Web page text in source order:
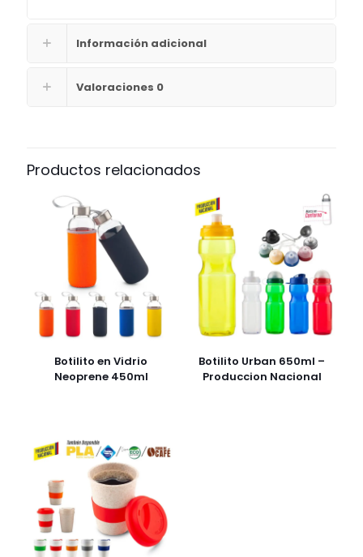
Información adicional
Valoraciones 0
Productos relacionados
Botilito en Vidrio
Neoprene 450ml
Botilito Urban 650ml –
Produccion Nacional